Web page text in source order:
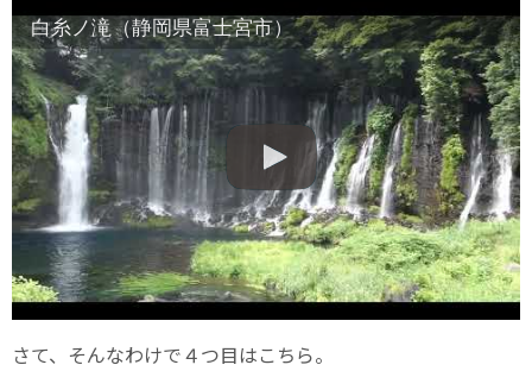
白糸ノ滝（静岡県富士宮市）
さて、そんなわけで４つ目はこちら。